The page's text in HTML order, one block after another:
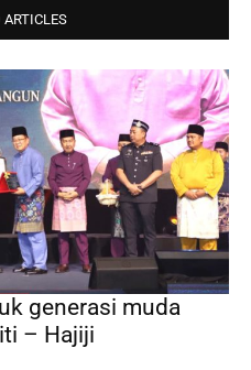
ARTICLES
generasi muda
– Hajiji